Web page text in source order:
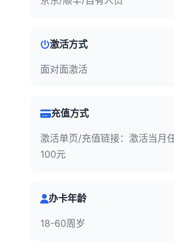
激活方式
面对面激活
充值方式
激活单页/充值链接：激活当月
100元
办卡年龄
18-60周岁